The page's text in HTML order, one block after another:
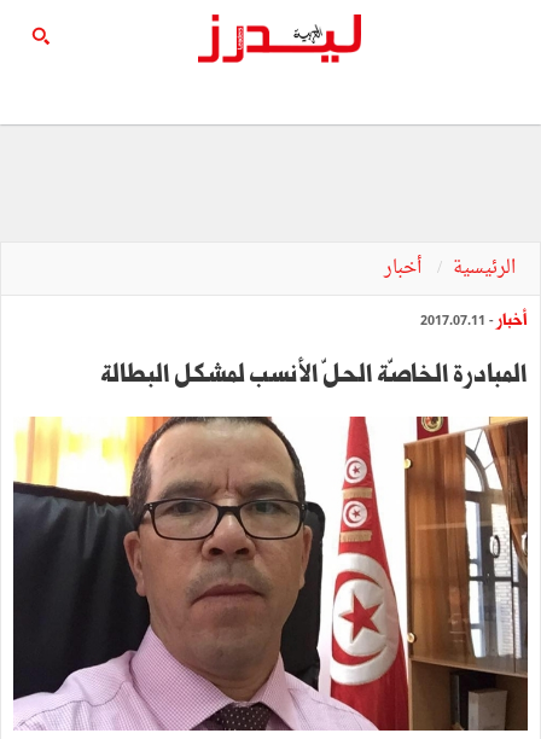
الرئيسية أخبار
أخبار - 2017.07.11
المبادرة الخاصّة الحلّ الأنسب لمشكل البطالة